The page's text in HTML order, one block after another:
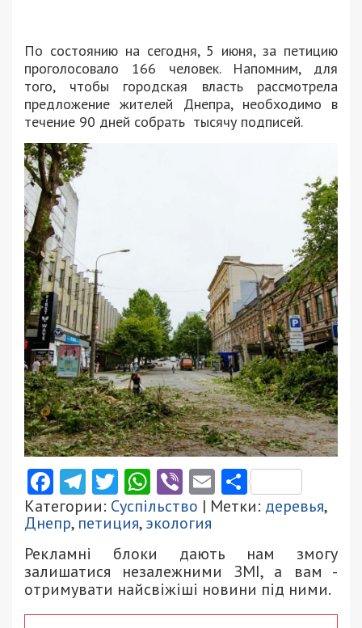
По состоянию на сегодня, 5 июня, за петицию
проголосовало 166 человек. Напомним, для
того, чтобы городская власть рассмотрела
предложение жителей Днепра, необходимо в
течение 90 дней собрать тысячу подписей.
Facebook
Telegram
Twitter
WhatsApp
ViberEmail
Категории: Суспільство | Метки: деревья,
Днепр, петиция,экология
Рекламні блоки дають нам змогу
залишатися незалежними ЗМІ, а вам -
отримувати найсвіжіші новини під ними.